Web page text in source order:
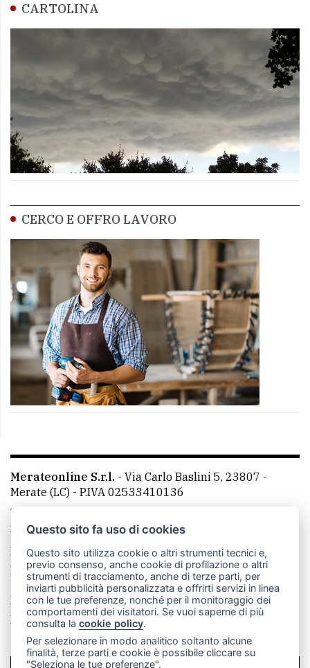
CARTOLINA
CERCO E OFFRO LAVORO
Merateonline S.r.l. - Via Carlo Baslini 5, 23807 -
Merate (LC) - P.IVA 02533410136
Telefono:
mail: redazione@merateonline.it
La redazione
CasateOnline LeccoOnline
RSS
Made by VIP
Privacy policy
Cookie policy
Rivedi le tue scelte sui cookie
Questo sito fa uso di cookies
Questo sito utilizza cookie o altri strumenti tecnici e,
previo consenso, anche cookie di profilazione o altri
strumenti di tracciamento, anche di terze parti, per
inviarti pubblicità personalizzata e offrirti servizi in linea
con le tue preferenze, nonché per il monitoraggio dei
comportamenti dei visitatori. Se vuoi saperne di più
consulta lacookie policy.
Per selezionare in modo analitico soltanto alcune
finalità, terze parti e cookie è possibile cliccare su
"Seleziona le tue preferenze".